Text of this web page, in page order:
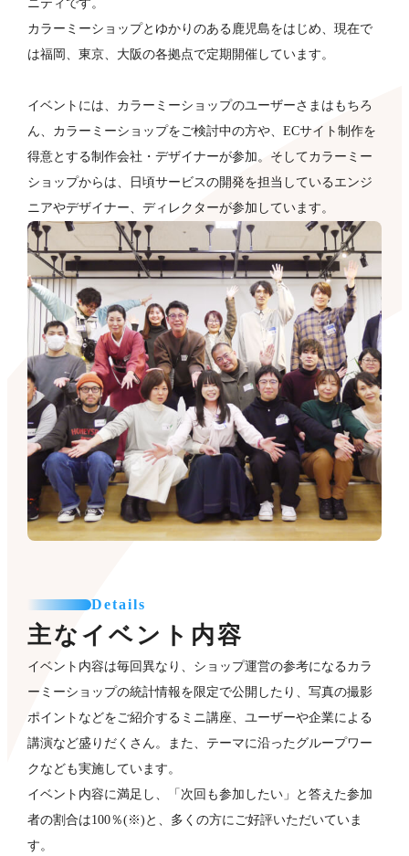
ニティです。
カラーミーショップとゆかりのある鹿児島をはじめ、現在で
は福岡、東京、大阪の各拠点で定期開催しています。
イベントには、カラーミーショップのユーザーさまはもちろ
ん、カラーミーショップをご検討中の方や、ECサイト制作を
得意とする制作会社・デザイナーが​参加。そしてカラーミー
ショップからは、日頃サービスの開発を担当しているエンジ
ニアやデザイナー、ディレクターが参加していま​す。
Details
主なイベント内容
イベント内容は毎回異なり、ショップ運営の参考になるカラ
ーミーショップの統計情報を限定で公開したり、写真の撮影
ポイントなどをご紹介するミニ講座、ユーザーや企業による
講演など盛りだくさん。また、テーマに沿ったグループワー
クなども​実施しています。
イベント内容に満足し、「次回も参加したい」と答えた参加
者の割合は100％(※)と、多くの方にご好評いただいていま
す。